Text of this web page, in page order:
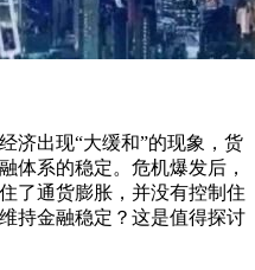
济出现“大缓和”的现象，货
体系的稳定。危机爆发后，
了通货膨胀，并没有控制住
持金融稳定？这是值得探讨